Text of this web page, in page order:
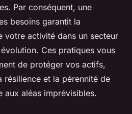
Par conséquent, une
besoins garantit la
votre activité dans un secteur
Ces pratiques vous
de protéger vos actifs,
résilience et la pérennité de
aléas imprévisibles.